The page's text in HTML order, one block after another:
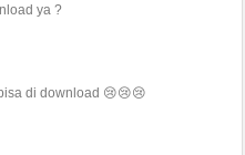
ya ?
di download 😢😢😢